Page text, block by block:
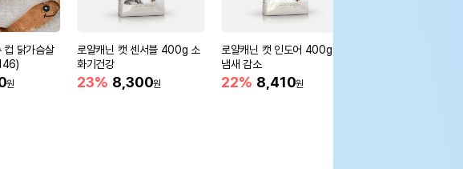
컵 닭가슴살
원
로얄캐닌 캣 센서블 400g 소
화기건강
23% 8,300원
로얄캐닌 캣 인도어 400g 변
냄새 감소
22% 8,410원